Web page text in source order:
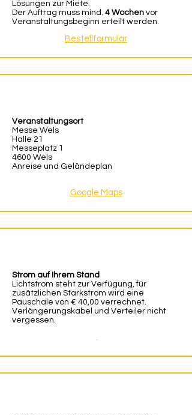
Lösungen zur Miete.
Der Auftrag muss mind. 4 Wochen vor
Veranstaltungsbeginn erteilt werden.
Bestellformular
Veranstaltungsort
Messe Wels
Halle 21
Messeplatz 1
4600 Wels
Anreise und Geländeplan
Google Maps
Strom auf Ihrem Stand
Lichtstrom steht zur Verfügung, für
zusätzlichen Starkstrom wird eine
Pauschale von € 40,00 verrechnet.
Verlängerungskabel und Verteiler nicht
vergessen.
.